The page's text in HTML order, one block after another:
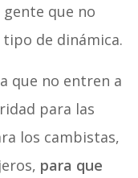
que no
de dinámica.
que no entren a
para las
los cambistas,
para que